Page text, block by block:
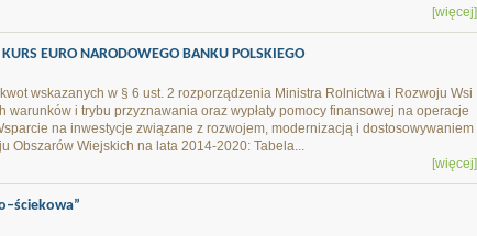
[więcej]
EURO NARODOWEGO BANKU POLSKIEGO
wskazanych w § 6 ust. 2 rozporządzenia Ministra Rolnictwa i Rozwoju Wsi
warunków i trybu przyznawania oraz wypłaty pomocy finansowej na operacje
na inwestycje związane z rozwojem, modernizacją i dostosowywaniem
Obszarów Wiejskich na lata 2014-2020: Tabela...
[więcej]